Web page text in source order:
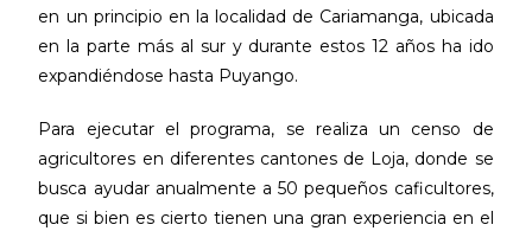
en un principio en la localidad de Cariamanga, ubicada
en la parte más al sur y durante estos 12 años ha ido
expandiéndose hasta Puyango.
Para ejecutar el programa, se realiza un censo de
agricultores en diferentes cantones de Loja, donde se
busca ayudar anualmente a 50 pequeños caficultores,
que si bien es cierto tienen una gran experiencia en el